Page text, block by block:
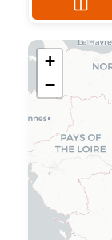
+
−